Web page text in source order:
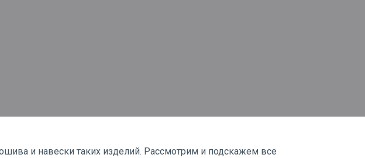
и навески таких изделий. Рассмотрим и подскажем все